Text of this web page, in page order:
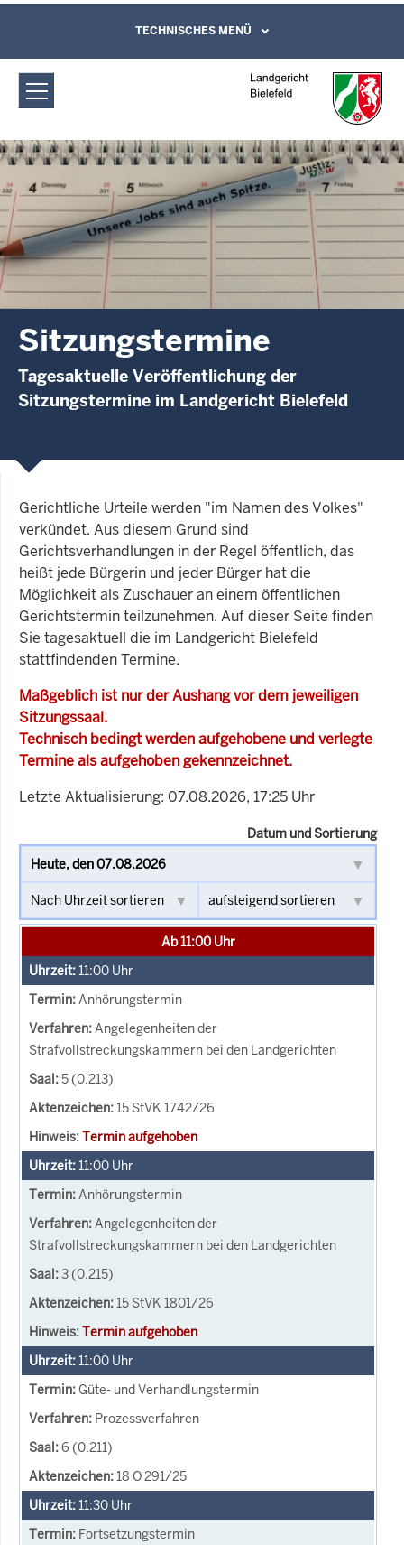
Landgericht Bielefeld: Sitzungstermine
Direkt zum Inhalt
Leichte Sprache, Gebärdensprachenvideo
und Kontaktformular
TECHNISCHES MENÜ
Sitzungstermine
Tagesaktuelle Veröffentlichung der
Sitzungstermine im Landgericht Bielefeld
Gerichtliche Urteile werden "im Namen des Volkes"
verkündet. Aus diesem Grund sind
Gerichtsverhandlungen in der Regel öffentlich, das
heißt jede Bürgerin und jeder Bürger hat die
Möglichkeit als Zuschauer an einem öffentlichen
Gerichtstermin teilzunehmen. Auf dieser Seite finden
Sie tagesaktuell die im Landgericht Bielefeld
stattfindenden Termine.
Maßgeblich ist nur der Aushang vor dem jeweiligen
Sitzungssaal.
Technisch bedingt werden aufgehobene und verlegte
Termine als aufgehoben gekennzeichnet.
Letzte Aktualisierung: 07.08.2026, 17:25 Uhr
Datum und Sortierung
Ab 11:00 Uhr
11:00 Uhr
Anhörungstermin
Angelegenheiten der
Strafvollstreckungskammern bei den Landgerichten
5 (0.213)
15 StVK 1742/26
Termin aufgehoben
11:00 Uhr
Anhörungstermin
Angelegenheiten der
Strafvollstreckungskammern bei den Landgerichten
3 (0.215)
15 StVK 1801/26
Termin aufgehoben
11:00 Uhr
Güte- und Verhandlungstermin
Prozessverfahren
6 (0.211)
18 O 291/25
11:30 Uhr
Fortsetzungstermin